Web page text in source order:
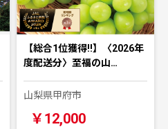
【総合1位獲得!!】〈2026年
度配送分〉至福の山…
山梨県甲府市
￥12,000